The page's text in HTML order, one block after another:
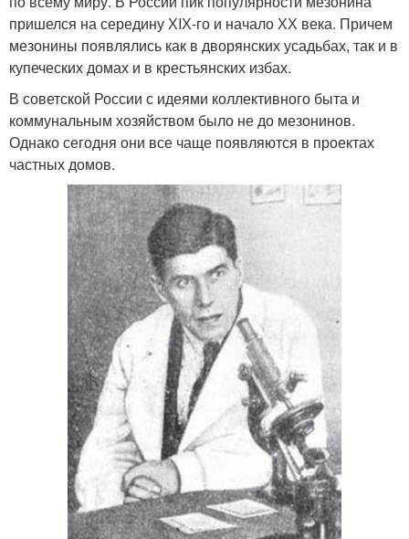
пришелся на середину ХIХ-го и начало ХХ века. Причем
мезонины появлялись как в дворянских усадьбах, так и в
купеческих домах и в крестьянских избах.
В советской России с идеями коллективного быта и
коммунальным хозяйством было не до мезонинов.
Однако сегодня они все чаще появляются в проектах
частных домов.